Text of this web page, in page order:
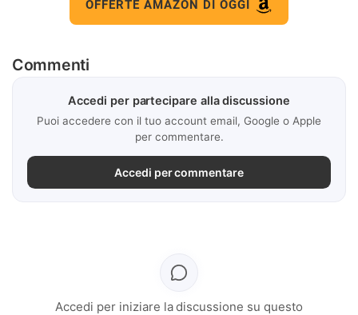
OFFERTE AMAZON DI OGGI
Commenti
Accedi per partecipare alla discussione
Puoi accedere con il tuo account email, Google o Apple
per commentare.
Accedi per commentare
Accedi per iniziare la discussione su questo